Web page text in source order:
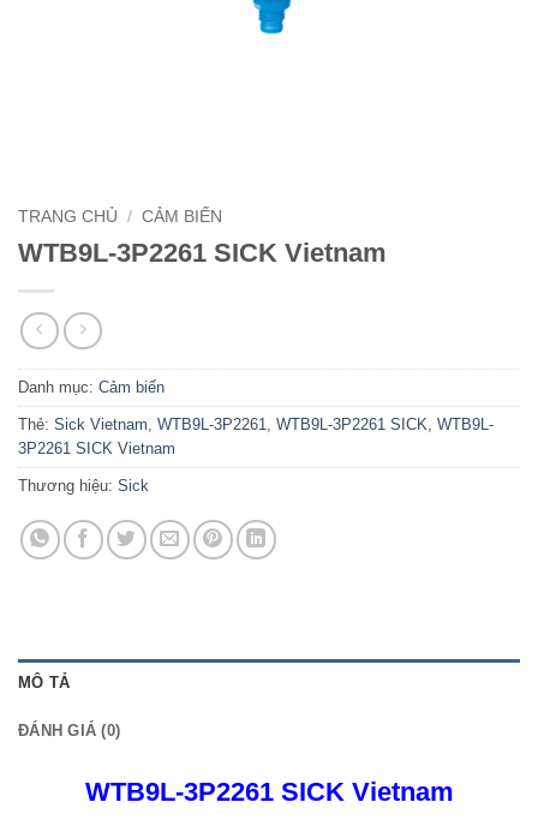
TRANG CHỦ / CẢM BIẾN
WTB9L-3P2261 SICK Vietnam
Danh mục: Cảm biến
Thẻ: Sick Vietnam, WTB9L-3P2261, WTB9L-3P2261 SICK, WTB9L-
3P2261 SICK Vietnam
Thương hiệu: Sick
MÔ TẢ
ĐÁNH GIÁ (0)
WTB9L-3P2261 SICK Vietnam